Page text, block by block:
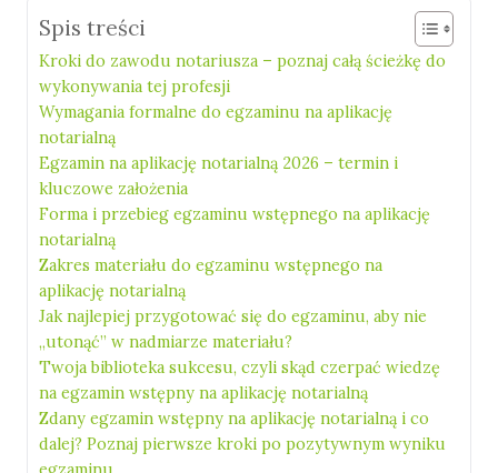
Spis treści
Kroki do zawodu notariusza – poznaj całą ścieżkę do
wykonywania tej profesji
Wymagania formalne do egzaminu na aplikację
notarialną
Egzamin na aplikację notarialną 2026 – termin i
kluczowe założenia
Forma i przebieg egzaminu wstępnego na aplikację
notarialną
Zakres materiału do egzaminu wstępnego na
aplikację notarialną
Jak najlepiej przygotować się do egzaminu, aby nie
„utonąć” w nadmiarze materiału?
Twoja biblioteka sukcesu, czyli skąd czerpać wiedzę
na egzamin wstępny na aplikację notarialną
Zdany egzamin wstępny na aplikację notarialną i co
dalej? Poznaj pierwsze kroki po pozytywnym wyniku
egzaminu